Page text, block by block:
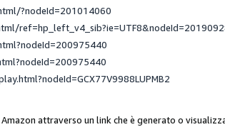
?nodeId=201014060
attraverso un link che è generato o